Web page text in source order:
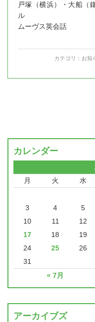
戸塚（横浜）・大船（
ル
ムーヴス英会話
カテゴリ： お知
カレンダー
月
火 水
« 7月
3
4 5
10
11 12
17
18 19
24
25 26
31
アーカイブズ